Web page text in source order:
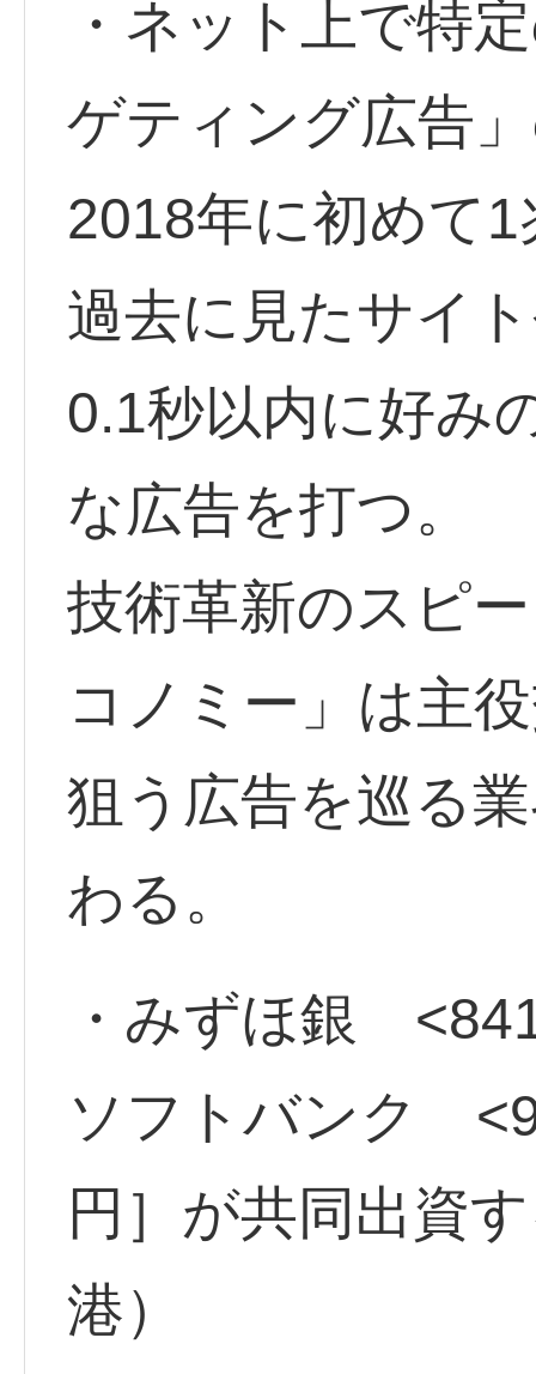
・ネット上で特
ゲティング広告
2018年に初めて
過去に見たサイ
0.1秒以内に好み
な広告を打つ。
技術革新のスピ
コノミー」は主
狙う広告を巡る
わる。
・みずほ銀
ソフトバンク
円］が共同出資
港）